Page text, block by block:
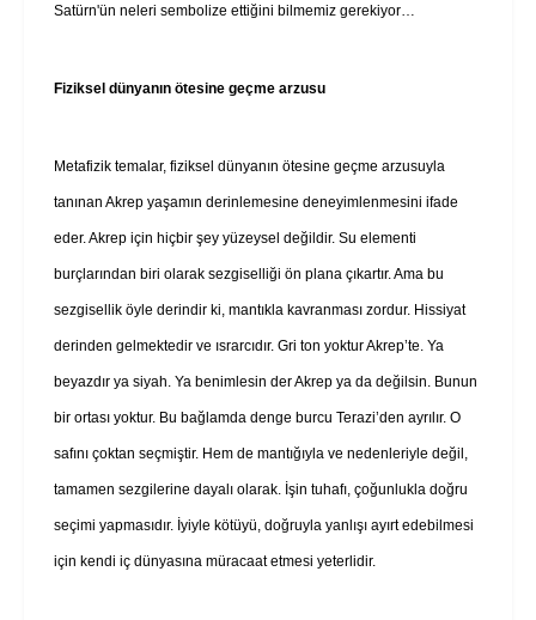
Satürn'ün neleri sembolize ettiğini bilmemiz gerekiyor…
Fiziksel dünyanın ötesine geçme arzusu
Metafizik temalar, fiziksel dünyanın ötesine geçme arzusuyla
tanınan Akrep yaşamın derinlemesine deneyimlenmesini ifade
eder. Akrep için hiçbir şey yüzeysel değildir. Su elementi
burçlarından biri olarak sezgiselliği ön plana çıkartır. Ama bu
sezgisellik öyle derindir ki, mantıkla kavranması zordur. Hissiyat
derinden gelmektedir ve ısrarcıdır. Gri ton yoktur Akrep’te. Ya
beyazdır ya siyah. Ya benimlesin der Akrep ya da değilsin. Bunun
bir ortası yoktur. Bu bağlamda denge burcu Terazi’den ayrılır. O
safını çoktan seçmiştir. Hem de mantığıyla ve nedenleriyle değil,
tamamen sezgilerine dayalı olarak. İşin tuhafı, çoğunlukla doğru
seçimi yapmasıdır. İyiyle kötüyü, doğruyla yanlışı ayırt edebilmesi
için kendi iç dünyasına müracaat etmesi yeterlidir.